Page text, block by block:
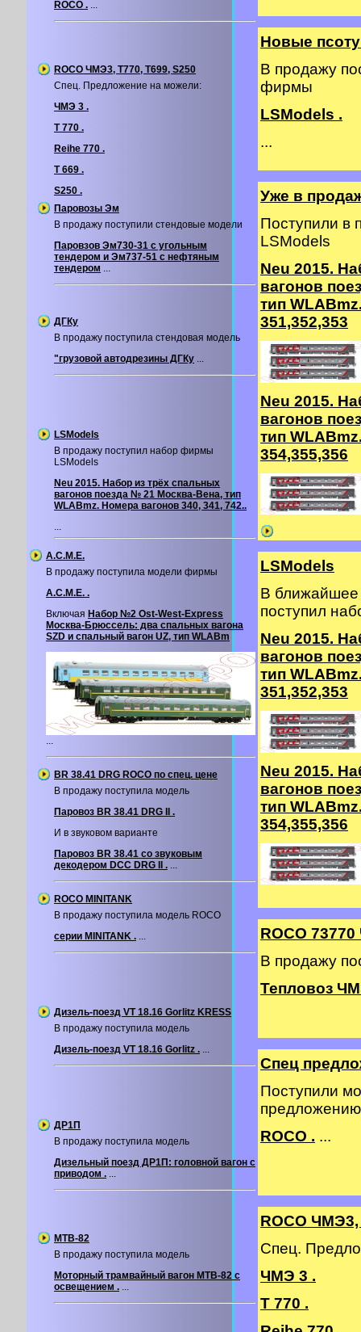
ROCO . ...
ROCO ЧМЭ3, T770, T699, S250
Спец. Предложение на можели:
ЧМЭ 3 .
T 770 .
Reihe 770 .
T 669 .
S250 .
Паровозы Эм
В продажу поступили стендовые модели
Паровзов Эм730-31 с угольным
тендером и Эм737-51 с нефтяным
тендером ...
ДГКу
В продажу поступила стендовая модель
"грузовой автодрезины ДГКу ...
LSModels
В продажу поступил набор фирмы
LSModels
Neu 2015. Набор из трёх спальных
вагонов поезда № 21 Москва-Вена, тип
WLABmz. Номера вагонов 340, 341, 742..
...
A.C.M.E.
В продажу поступила модели фирмы
A.C.M.E. .
Включая Набор №2 Ost-West-Express
Москва-Брюссель: два спальных вагона
SZD и спальный вагон UZ, тип WLABm
...
BR 38.41 DRG ROCO по спец. цене
В продажу поступила модель
Паровоз BR 38.41 DRG II .
И в звуковом варианте
Паровоз BR 38.41 со звуковым
декодером DCC DRG II . ...
ROCO MINITANK
В продажу поступила модель ROCO
серии MINITANK . ...
Дизель-поезд VT 18.16 Gorlitz KRESS
В продажу поступила модель
Дизель-поезд VT 18.16 Gorlitz . ...
ДР1П
В продажу поступила модель
Дизельный поезд ДР1П: головной вагон с
приводом . ...
МТВ-82
В продажу поступила модель
Моторный трамвайный вагон МТВ-82 с
освещением . ...
Новые
В продажу
фирмы
LSModels .
...
Уже в
Поступили
LSModels
Neu 2015.
вагонов
тип
351,352,353
Neu 2015.
вагонов
тип
354,355,356
LSModels
В ближайшее
поступил
Neu 2015.
вагонов
тип
351,352,353
Neu 2015.
вагонов
тип
354,355,356
ROCO
В продажу
Тепловоз
Спец
Поступили
ROCO . ...
ROCO ЧМЭ3,
Спец.
ЧМЭ 3 .
T 770 .